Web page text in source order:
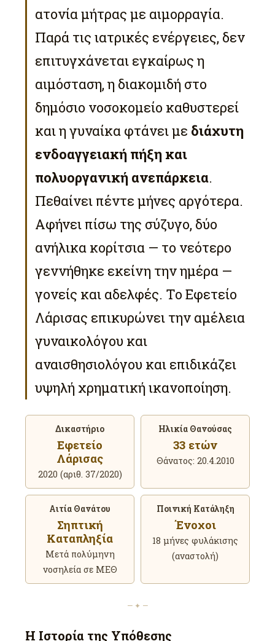
ατονία μήτρας με αιμορραγία.
Παρά τις ιατρικές ενέργειες, δεν
επιτυγχάνεται εγκαίρως η
αιμόσταση, η διακομιδή στο
δημόσιο νοσοκομείο καθυστερεί
και η γυναίκα φτάνει με διάχυτη
ενδοαγγειακή πήξη και
πολυοργανική ανεπάρκεια.
Πεθαίνει πέντε μήνες αργότερα.
Αφήνει πίσω της σύζυγο, δύο
ανήλικα κορίτσια — το νεότερο
γεννήθηκε εκείνη την ημέρα —
γονείς και αδελφές. Το Εφετείο
Λάρισας επικυρώνει την αμέλεια
γυναικολόγου και
αναισθησιολόγου και επιδικάζει
υψηλή χρηματική ικανοποίηση.
Δικαστήριο
Εφετείο
Λάρισας
2020 (αριθ. 37/2020)
Ηλικία Θανούσας
33 ετών
Θάνατος: 20.4.2010
Αιτία Θανάτου
Σηπτική
Καταπληξία
Μετά πολύμηνη
νοσηλεία σε ΜΕΘ
Ποινική Κατάληξη
Ένοχοι
18 μήνες φυλάκισης
(αναστολή)
— ✦ —
Η Ιστορία της Υπόθεσης